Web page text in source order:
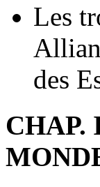
Les
des
CHAP.